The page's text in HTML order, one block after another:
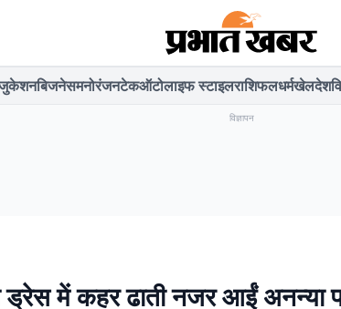
बिजनेसमनोरंजनटेकऑटोलाइफ स्टाइलराशिफलधर्मखेलदेश
विज्ञापन
ड्रेस में कहर ढाती नजर आईं